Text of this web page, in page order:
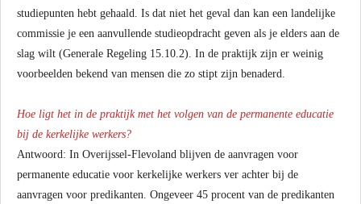
studiepunten hebt gehaald. Is dat niet het geval dan kan een landelijke
commissie je een aanvullende studieopdracht geven als je elders aan de
slag wilt (Generale Regeling 15.10.2). In de praktijk zijn er weinig
voorbeelden bekend van mensen die zo stipt zijn benaderd.
Hoe ligt het in de praktijk met het volgen van de permanente educatie
bij de kerkelijke werkers?
Antwoord: In Overijssel-Flevoland blijven de aanvragen voor
permanente educatie voor kerkelijke werkers ver achter bij de
aanvragen voor predikanten. Ongeveer 45 procent van de predikanten